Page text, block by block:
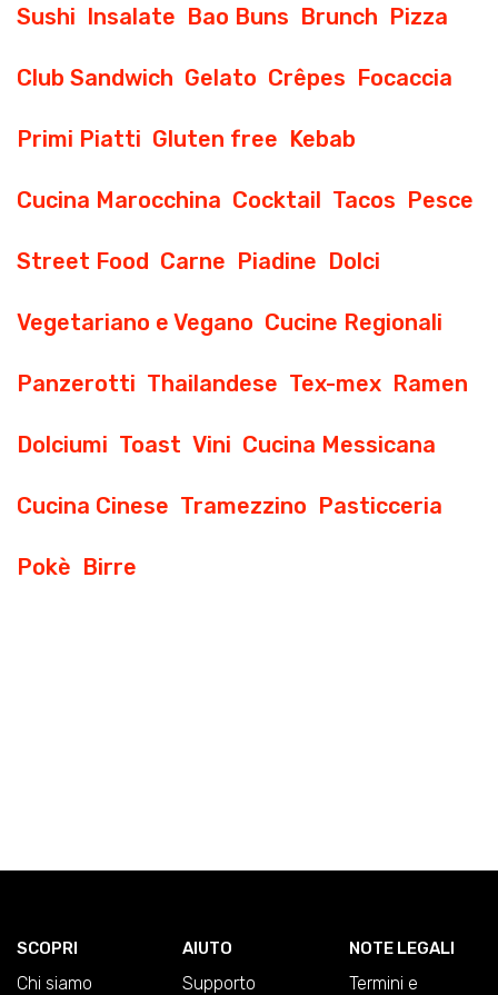
Sushi Insalate Bao Buns Brunch Pizza
Club Sandwich Gelato Crêpes Focaccia
Primi Piatti Gluten free Kebab
Cucina Marocchina Cocktail Tacos Pesce
Street Food Carne Piadine Dolci
Vegetariano e Vegano Cucine Regionali
Panzerotti Thailandese Tex-mex Ramen
Dolciumi Toast Vini Cucina Messicana
Cucina Cinese Tramezzino Pasticceria
Pokè Birre
SCOPRI
Chi siamo
AIUTO
Supporto
NOTE LEGALI
Termini e